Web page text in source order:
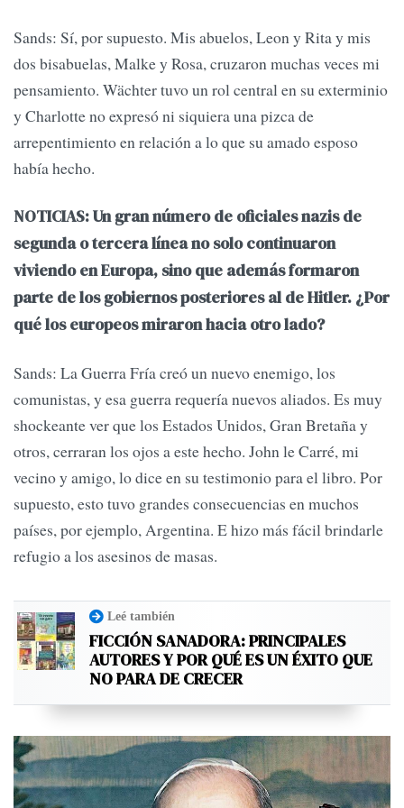
Sands: Sí, por supuesto. Mis abuelos, Leon y Rita y mis
dos bisabuelas, Malke y Rosa, cruzaron muchas veces mi
pensamiento. Wächter tuvo un rol central en su exterminio
y Charlotte no expresó ni siquiera una pizca de
arrepentimiento en relación a lo que su amado esposo
había hecho.
NOTICIAS: Un gran número de oficiales nazis de
segunda o tercera línea no solo continuaron
viviendo en Europa, sino que además formaron
parte de los gobiernos posteriores al de Hitler. ¿Por
qué los europeos miraron hacia otro lado?
Sands: La Guerra Fría creó un nuevo enemigo, los
comunistas, y esa guerra requería nuevos aliados. Es muy
shockeante ver que los Estados Unidos, Gran Bretaña y
otros, cerraran los ojos a este hecho. John le Carré, mi
vecino y amigo, lo dice en su testimonio para el libro. Por
supuesto, esto tuvo grandes consecuencias en muchos
países, por ejemplo, Argentina. E hizo más fácil brindarle
refugio a los asesinos de masas.
Leé también
FICCIÓN SANADORA: PRINCIPALES
AUTORES Y POR QUÉ ES UN ÉXITO QUE
NO PARA DE CRECER